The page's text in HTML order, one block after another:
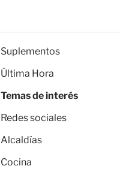
Suplementos
Última Hora
Temas de interés
Redes sociales
Alcaldías
Cocina